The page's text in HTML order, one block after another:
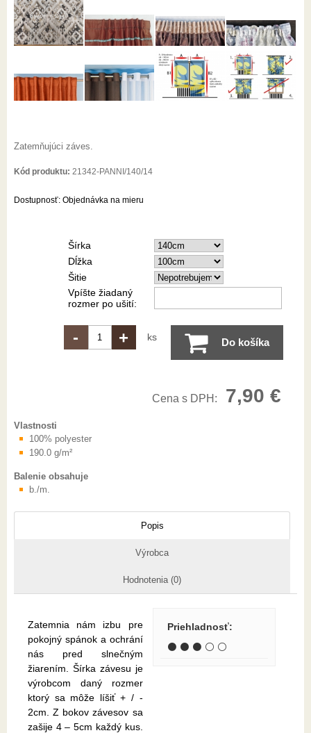
Zatemňujúci záves.
Kód produktu: 21342-PANNI/140/14
Dostupnosť: Objednávka na mieru
Šírka
Dĺžka
Šitie
Vpíšte žiadaný
rozmer po ušití:
- + ks Do košíka
Cena s DPH: 7,90 €
Vlastnosti
100% polyester
190.0 g/m²
Balenie obsahuje
b./m.
Popis
Výrobca
Hodnotenia (0)
Zatemnia nám izbu pre
pokojný spánok a ochrání
nás pred slnečným
žiarením. Šírka závesu je
výrobcom daný rozmer
ktorý sa môže líšiť + / -
2cm. Z bokov závesov sa
zašije 4 – 5cm každý kus.
Priehladnosť:
⚫ ⚫ ⚫ ⚪ ⚪